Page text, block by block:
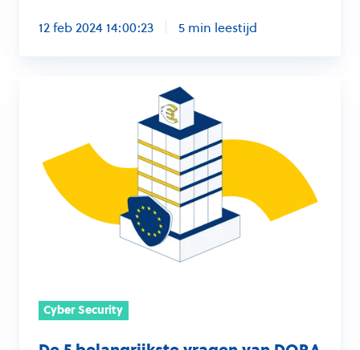
12 feb 2024 14:00:23 5 min leestijd
vragen
DORA
beantwoord
Cyber Security